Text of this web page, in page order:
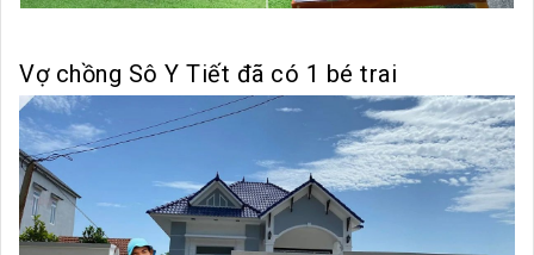
Vợ chồng Sô Y Tiết đã có 1 bé trai